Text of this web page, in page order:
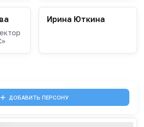
Ирина Юткина
ДОБАВИТЬ ПЕРСОНУ